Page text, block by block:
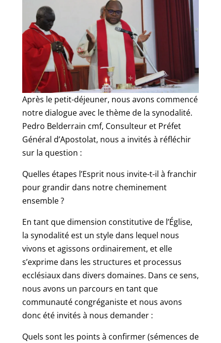
Après le petit-déjeuner, nous avons commencé
notre dialogue avec le thème de la synodalité.
Pedro Belderrain cmf, Consulteur et Préfet
Général d’Apostolat, nous a invités à réfléchir
sur la question :
Quelles étapes l’Esprit nous invite-t-il à franchir
pour grandir dans notre cheminement
ensemble ?
En tant que dimension constitutive de l’Église,
la synodalité est un style dans lequel nous
vivons et agissons ordinairement, et elle
s’exprime dans les structures et processus
ecclésiaux dans divers domaines. Dans ce sens,
nous avons un parcours en tant que
communauté congréganiste et nous avons
donc été invités à nous demander :
Quels sont les points à confirmer (sémences de